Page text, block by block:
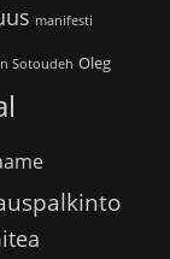
manifesti
Sotoudeh Oleg